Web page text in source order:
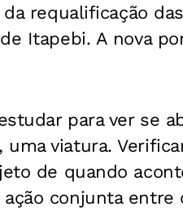
requalificação
Itapebi. A nova
para ver se
viatura.
de quando
conjunta entre